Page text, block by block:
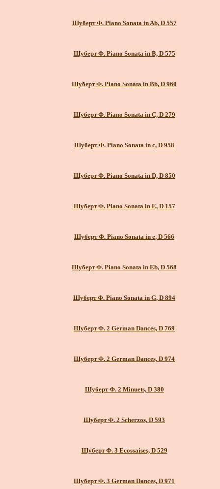
Шуберт Ф. Piano Sonata in Ab, D 557
Шуберт Ф. Piano Sonata in B, D 575
Шуберт Ф. Piano Sonata in Bb, D 960
Шуберт Ф. Piano Sonata in C, D 279
Шуберт Ф. Piano Sonata in c, D 958
Шуберт Ф. Piano Sonata in D, D 850
Шуберт Ф. Piano Sonata in E, D 157
Шуберт Ф. Piano Sonata in e, D 566
Шуберт Ф. Piano Sonata in Eb, D 568
Шуберт Ф. Piano Sonata in G, D 894
Шуберт Ф. 2 German Dances, D 769
Шуберт Ф. 2 German Dances, D 974
Шуберт Ф. 2 Minuets, D 380
Шуберт Ф. 2 Scherzos, D 593
Шуберт Ф. 3 Ecossaises, D 529
Шуберт Ф. 3 German Dances, D 971